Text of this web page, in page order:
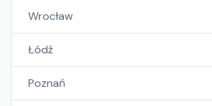
Wrocław
Łódź
Poznań